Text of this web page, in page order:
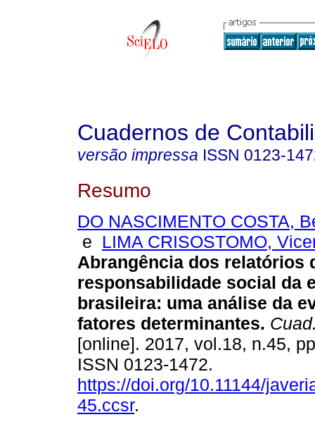
Cuadernos de
versão impressa ISSN 0123-
Resumo
DO NASCIMENTO COSTA,
e LIMA CRISOSTOMO,
Abrangência dos relatórios
responsabilidade social da
brasileira: uma análise da
fatores determinantes.
[online]. 2017, vol.18, n.45,
ISSN 0123-1472.
https://doi.org/10.11144/
45.ccsr.